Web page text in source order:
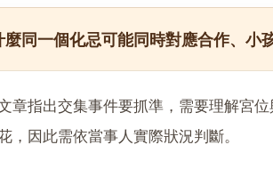
麼同一個化忌可能同時對應合作、小
章指出交集事件要抓準，需要理解宮
，因此需依當事人實際狀況判斷。